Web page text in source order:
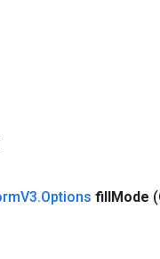
V3.Options fillMode